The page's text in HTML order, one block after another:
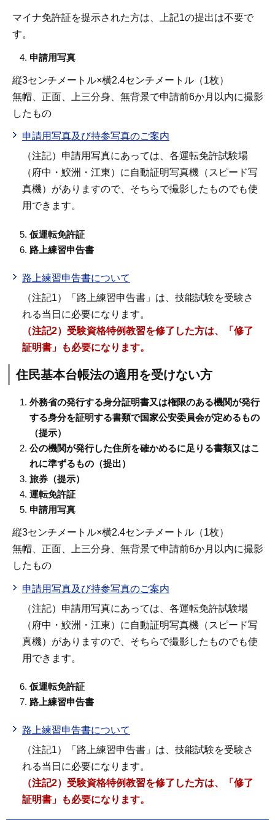
マイナ免許証を提示された方は、上記1の提出は不要で
す。
申請用写真
縦3センチメートル×横2.4センチメートル（1枚）
無帽、正面、上三分身、無背景で申請前6か月以内に撮影
したもの
申請用写真及び持参写真のご案内
（注記）申請用写真にあっては、各運転免許試験場
（府中・鮫洲・江東）に自動証明写真機（スピード写
真機）がありますので、そちらで撮影したものでも使
用できます。
仮運転免許証
路上練習申告書
路上練習申告書について
（注記1）「路上練習申告書」は、技能試験を受験さ
れる当日に必要になります。
（注記2）受験資格特例教習を修了した方は、「修了
証明書」も必要になります。
住民基本台帳法の適用を受けない方
外務省の発行する身分証明書又は権限のある機関が発行
する身分を証明する書類で国家公安委員会が定めるもの
（提示）
公の機関が発行した住所を確かめるに足りる書類又はこ
れに準ずるもの（提出）
旅券（提示）
運転免許証
申請用写真
縦3センチメートル×横2.4センチメートル（1枚）
無帽、正面、上三分身、無背景で申請前6か月以内に撮影
したもの
申請用写真及び持参写真のご案内
（注記）申請用写真にあっては、各運転免許試験場
（府中・鮫洲・江東）に自動証明写真機（スピード写
真機）がありますので、そちらで撮影したものでも使
用できます。
仮運転免許証
路上練習申告書
路上練習申告書について
（注記1）「路上練習申告書」は、技能試験を受験さ
れる当日に必要になります。
（注記2）受験資格特例教習を修了した方は、「修了
証明書」も必要になります。